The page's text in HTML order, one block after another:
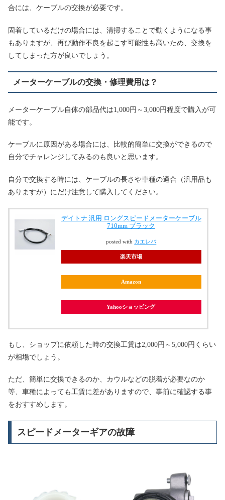
合には、ケーブルの交換が必要です。
固着しているだけの場合には、清掃することで動くようになる事
もありますが、再び動作不良を起こす可能性も高いため、交換を
してしまった方が良いでしょう。
メーターケーブルの交換・修理費用は？
メーターケーブル自体の部品代は1,000円～3,000円程度で購入が可
能です。
ケーブルに原因がある場合には、比較的簡単に交換ができるので
自分でチャレンジしてみるのも良いと思います。
自分で交換する時には、ケーブルの長さや車種の適合（汎用品も
ありますが）にだけ注意して購入してください。
デイトナ 汎用 ロングスピードメーターケーブル
710mm ブラック
posted with カエレバ
楽天市場
Amazon
Yahooショッピング
もし、ショップに依頼した時の交換工賃は2,000円～5,000円くらい
が相場でしょう。
ただ、簡単に交換できるのか、カウルなどの脱着が必要なのか
等、車種によっても工賃に差がありますので、事前に確認する事
をおすすめします。
スピードメーターギアの故障